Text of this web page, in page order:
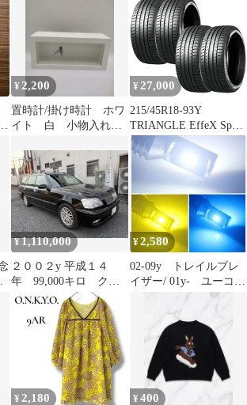
¥2,200
置時計/掛け時計 ホワ
イト 白 小物入れ
¥ 27,000
215/45R18-93Y
TRIANGLE EffeX Sport
TH202【タイヤ4本セッ
ト】 たいや 2154518
215/45/18 トライアング
ルタイヤ サマータイヤ
夏タイヤ 標準タイヤ ノ
ーマルタイヤ 低燃費タ
イヤ
¥1,110,000
２００２y 平成１４
年 99,000キロ クラ
ウンエステートワゴ
ン アスリートＧ
¥2,580
02-09y トレイルブレ
イザー/ 01y- ユーコン
デナリ/ 02-06y エスカ
レード/ 02-06y アバラ
ンチ/ 97-04y コルベッ
ト/ 車検対応 爆光
CSP3570LEDチップ搭
載 880 LED フォグラン
プ ポン付け アメ車 US
¥ 2,180 ¥400